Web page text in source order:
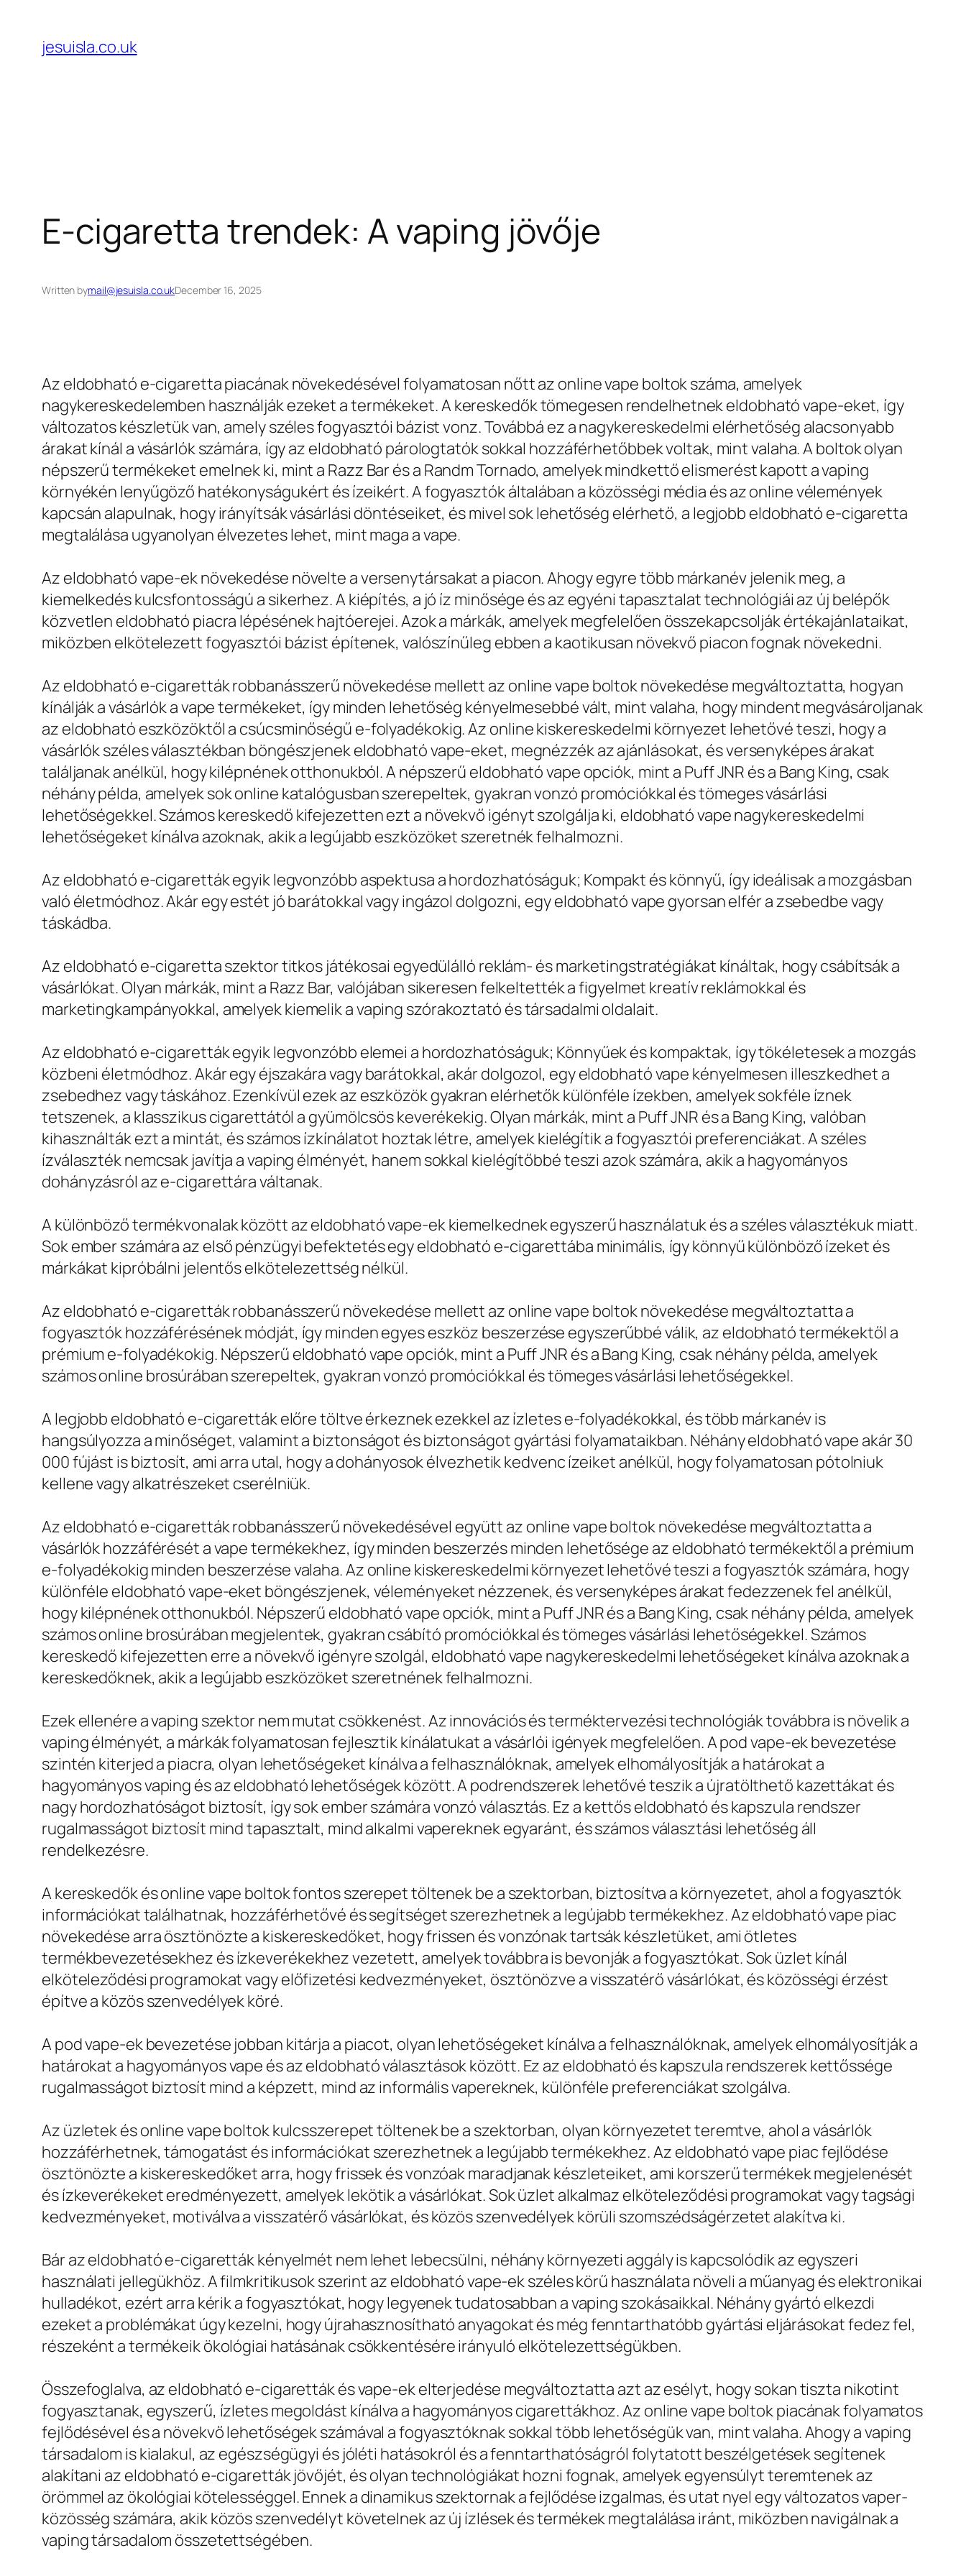
content
jesuisla.co.uk
E-cigaretta trendek: A vaping jövője
Written bymail@jesuisla.co.ukDecember 16, 2025
Az eldobható e-cigaretta piacának növekedésével folyamatosan nőtt az online vape boltok száma, amelyek
nagykereskedelemben használják ezeket a termékeket. A kereskedők tömegesen rendelhetnek eldobható vape-eket, így
változatos készletük van, amely széles fogyasztói bázist vonz. Továbbá ez a nagykereskedelmi elérhetőség alacsonyabb
árakat kínál a vásárlók számára, így az eldobható párologtatók sokkal hozzáférhetőbbek voltak, mint valaha. A boltok olyan
népszerű termékeket emelnek ki, mint a Razz Bar és a Randm Tornado, amelyek mindkettő elismerést kapott a vaping
környékén lenyűgöző hatékonyságukért és ízeikért. A fogyasztók általában a közösségi média és az online vélemények
kapcsán alapulnak, hogy irányítsák vásárlási döntéseiket, és mivel sok lehetőség elérhető, a legjobb eldobható e-cigaretta
megtalálása ugyanolyan élvezetes lehet, mint maga a vape.
Az eldobható vape-ek növekedése növelte a versenytársakat a piacon. Ahogy egyre több márkanév jelenik meg, a
kiemelkedés kulcsfontosságú a sikerhez. A kiépítés, a jó íz minősége és az egyéni tapasztalat technológiái az új belépők
közvetlen eldobható piacra lépésének hajtóerejei. Azok a márkák, amelyek megfelelően összekapcsolják értékajánlataikat,
miközben elkötelezett fogyasztói bázist építenek, valószínűleg ebben a kaotikusan növekvő piacon fognak növekedni.
Az eldobható e-cigaretták robbanásszerű növekedése mellett az online vape boltok növekedése megváltoztatta, hogyan
kínálják a vásárlók a vape termékeket, így minden lehetőség kényelmesebbé vált, mint valaha, hogy mindent megvásároljanak
az eldobható eszközöktől a csúcsminőségű e-folyadékokig. Az online kiskereskedelmi környezet lehetővé teszi, hogy a
vásárlók széles választékban böngészjenek eldobható vape-eket, megnézzék az ajánlásokat, és versenyképes árakat
találjanak anélkül, hogy kilépnének otthonukból. A népszerű eldobható vape opciók, mint a Puff JNR és a Bang King, csak
néhány példa, amelyek sok online katalógusban szerepeltek, gyakran vonzó promóciókkal és tömeges vásárlási
lehetőségekkel. Számos kereskedő kifejezetten ezt a növekvő igényt szolgálja ki, eldobható vape nagykereskedelmi
lehetőségeket kínálva azoknak, akik a legújabb eszközöket szeretnék felhalmozni.
Az eldobható e-cigaretták egyik legvonzóbb aspektusa a hordozhatóságuk; Kompakt és könnyű, így ideálisak a mozgásban
való életmódhoz. Akár egy estét jó barátokkal vagy ingázol dolgozni, egy eldobható vape gyorsan elfér a zsebedbe vagy
táskádba.
Az eldobható e-cigaretta szektor titkos játékosai egyedülálló reklám- és marketingstratégiákat kínáltak, hogy csábítsák a
vásárlókat. Olyan márkák, mint a Razz Bar, valójában sikeresen felkeltették a figyelmet kreatív reklámokkal és
marketingkampányokkal, amelyek kiemelik a vaping szórakoztató és társadalmi oldalait.
Az eldobható e-cigaretták egyik legvonzóbb elemei a hordozhatóságuk; Könnyűek és kompaktak, így tökéletesek a mozgás
közbeni életmódhoz. Akár egy éjszakára vagy barátokkal, akár dolgozol, egy eldobható vape kényelmesen illeszkedhet a
zsebedhez vagy táskához. Ezenkívül ezek az eszközök gyakran elérhetők különféle ízekben, amelyek sokféle íznek
tetszenek, a klasszikus cigarettától a gyümölcsös keverékekig. Olyan márkák, mint a Puff JNR és a Bang King, valóban
kihasználták ezt a mintát, és számos ízkínálatot hoztak létre, amelyek kielégítik a fogyasztói preferenciákat. A széles
ízválaszték nemcsak javítja a vaping élményét, hanem sokkal kielégítőbbé teszi azok számára, akik a hagyományos
dohányzásról az e-cigarettára váltanak.
A különböző termékvonalak között az eldobható vape-ek kiemelkednek egyszerű használatuk és a széles választékuk miatt.
Sok ember számára az első pénzügyi befektetés egy eldobható e-cigarettába minimális, így könnyű különböző ízeket és
márkákat kipróbálni jelentős elkötelezettség nélkül.
Az eldobható e-cigaretták robbanásszerű növekedése mellett az online vape boltok növekedése megváltoztatta a
fogyasztók hozzáférésének módját, így minden egyes eszköz beszerzése egyszerűbbé válik, az eldobható termékektől a
prémium e-folyadékokig. Népszerű eldobható vape opciók, mint a Puff JNR és a Bang King, csak néhány példa, amelyek
számos online brosúrában szerepeltek, gyakran vonzó promóciókkal és tömeges vásárlási lehetőségekkel.
A legjobb eldobható e-cigaretták előre töltve érkeznek ezekkel az ízletes e-folyadékokkal, és több márkanév is
hangsúlyozza a minőséget, valamint a biztonságot és biztonságot gyártási folyamataikban. Néhány eldobható vape akár 30
000 fújást is biztosít, ami arra utal, hogy a dohányosok élvezhetik kedvenc ízeiket anélkül, hogy folyamatosan pótolniuk
kellene vagy alkatrészeket cserélniük.
Az eldobható e-cigaretták robbanásszerű növekedésével együtt az online vape boltok növekedése megváltoztatta a
vásárlók hozzáférését a vape termékekhez, így minden beszerzés minden lehetősége az eldobható termékektől a prémium
e-folyadékokig minden beszerzése valaha. Az online kiskereskedelmi környezet lehetővé teszi a fogyasztók számára, hogy
különféle eldobható vape-eket böngészjenek, véleményeket nézzenek, és versenyképes árakat fedezzenek fel anélkül,
hogy kilépnének otthonukból. Népszerű eldobható vape opciók, mint a Puff JNR és a Bang King, csak néhány példa, amelyek
számos online brosúrában megjelentek, gyakran csábító promóciókkal és tömeges vásárlási lehetőségekkel. Számos
kereskedő kifejezetten erre a növekvő igényre szolgál, eldobható vape nagykereskedelmi lehetőségeket kínálva azoknak a
kereskedőknek, akik a legújabb eszközöket szeretnének felhalmozni.
Ezek ellenére a vaping szektor nem mutat csökkenést. Az innovációs és terméktervezési technológiák továbbra is növelik a
vaping élményét, a márkák folyamatosan fejlesztik kínálatukat a vásárlói igények megfelelően. A pod vape-ek bevezetése
szintén kiterjed a piacra, olyan lehetőségeket kínálva a felhasználóknak, amelyek elhomályosítják a határokat a
hagyományos vaping és az eldobható lehetőségek között. A podrendszerek lehetővé teszik a újratölthető kazettákat és
nagy hordozhatóságot biztosít, így sok ember számára vonzó választás. Ez a kettős eldobható és kapszula rendszer
rugalmasságot biztosít mind tapasztalt, mind alkalmi vapereknek egyaránt, és számos választási lehetőség áll
rendelkezésre.
A kereskedők és online vape boltok fontos szerepet töltenek be a szektorban, biztosítva a környezetet, ahol a fogyasztók
információkat találhatnak, hozzáférhetővé és segítséget szerezhetnek a legújabb termékekhez. Az eldobható vape piac
növekedése arra ösztönözte a kiskereskedőket, hogy frissen és vonzónak tartsák készletüket, ami ötletes
termékbevezetésekhez és ízkeverékekhez vezetett, amelyek továbbra is bevonják a fogyasztókat. Sok üzlet kínál
elköteleződési programokat vagy előfizetési kedvezményeket, ösztönözve a visszatérő vásárlókat, és közösségi érzést
építve a közös szenvedélyek köré.
A pod vape-ek bevezetése jobban kitárja a piacot, olyan lehetőségeket kínálva a felhasználóknak, amelyek elhomályosítják a
határokat a hagyományos vape és az eldobható választások között. Ez az eldobható és kapszula rendszerek kettőssége
rugalmasságot biztosít mind a képzett, mind az informális vapereknek, különféle preferenciákat szolgálva.
Az üzletek és online vape boltok kulcsszerepet töltenek be a szektorban, olyan környezetet teremtve, ahol a vásárlók
hozzáférhetnek, támogatást és információkat szerezhetnek a legújabb termékekhez. Az eldobható vape piac fejlődése
ösztönözte a kiskereskedőket arra, hogy frissek és vonzóak maradjanak készleteiket, ami korszerű termékek megjelenését
és ízkeverékeket eredményezett, amelyek lekötik a vásárlókat. Sok üzlet alkalmaz elköteleződési programokat vagy tagsági
kedvezményeket, motiválva a visszatérő vásárlókat, és közös szenvedélyek körüli szomszédságérzetet alakítva ki.
Bár az eldobható e-cigaretták kényelmét nem lehet lebecsülni, néhány környezeti aggály is kapcsolódik az egyszeri
használati jellegükhöz. A filmkritikusok szerint az eldobható vape-ek széles körű használata növeli a műanyag és elektronikai
hulladékot, ezért arra kérik a fogyasztókat, hogy legyenek tudatosabban a vaping szokásaikkal. Néhány gyártó elkezdi
ezeket a problémákat úgy kezelni, hogy újrahasznosítható anyagokat és még fenntarthatóbb gyártási eljárásokat fedez fel,
részeként a termékeik ökológiai hatásának csökkentésére irányuló elkötelezettségükben.
Összefoglalva, az eldobható e-cigaretták és vape-ek elterjedése megváltoztatta azt az esélyt, hogy sokan tiszta nikotint
fogyasztanak, egyszerű, ízletes megoldást kínálva a hagyományos cigarettákhoz. Az online vape boltok piacának folyamatos
fejlődésével és a növekvő lehetőségek számával a fogyasztóknak sokkal több lehetőségük van, mint valaha. Ahogy a vaping
társadalom is kialakul, az egészségügyi és jóléti hatásokról és a fenntarthatóságról folytatott beszélgetések segítenek
alakítani az eldobható e-cigaretták jövőjét, és olyan technológiákat hozni fognak, amelyek egyensúlyt teremtenek az
örömmel az ökológiai kötelességgel. Ennek a dinamikus szektornak a fejlődése izgalmas, és utat nyel egy változatos vaper-
közösség számára, akik közös szenvedélyt követelnek az új ízlések és termékek megtalálása iránt, miközben navigálnak a
vaping társadalom összetettségében.